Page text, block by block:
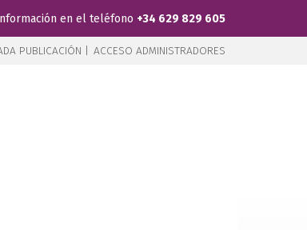
en el teléfono +34 629 829 605
PUBLICACIÓN | ACCESO ADMINISTRADORES